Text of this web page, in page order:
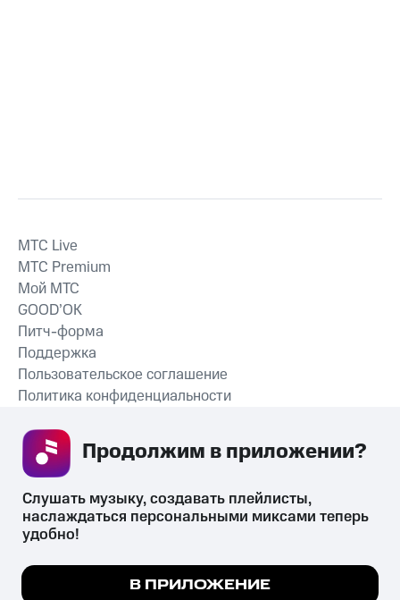
СКАЧАТЬ ПРИЛОЖЕНИЕ
MTС Live
MTС Premium
Мой МТС
GOOD’OK
Питч-форма
Поддержка
Пользовательское соглашение
Политика конфиденциальности
психотропных веществ, их аналогов причиняет вред здоровью,
их незаконный оборот запрещён и влечёт установленную
Мы используем куки, чтобы на сайте все
Слушать музыку, создавать плейлисты,
наслаждаться персональными миксами теперь
удобно!
В ПРИЛОЖЕНИЕ